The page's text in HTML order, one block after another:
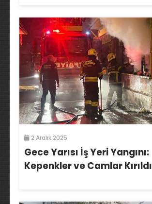
2 Aralık 2025
Gece Yarısı İş Yeri Yangını:
Kepenkler ve Camlar Kırıldı